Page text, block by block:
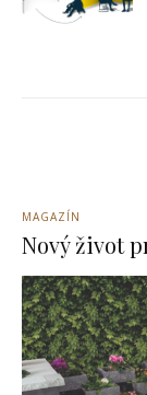
MAGAZÍN
Nový život